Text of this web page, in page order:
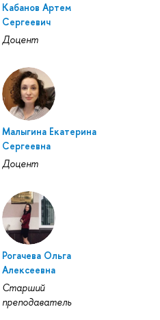
Кабанов Артем
Сергеевич
Доцент
Малыгина Екатерина
Сергеевна
Доцент
Рогачева Ольга
Алексеевна
Старший
преподаватель